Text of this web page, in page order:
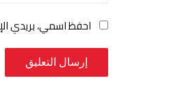
احفظ اسمي، بريدي